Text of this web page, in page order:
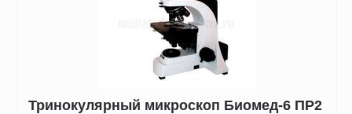
Тринокулярный микроскоп Биомед-6 ПР2